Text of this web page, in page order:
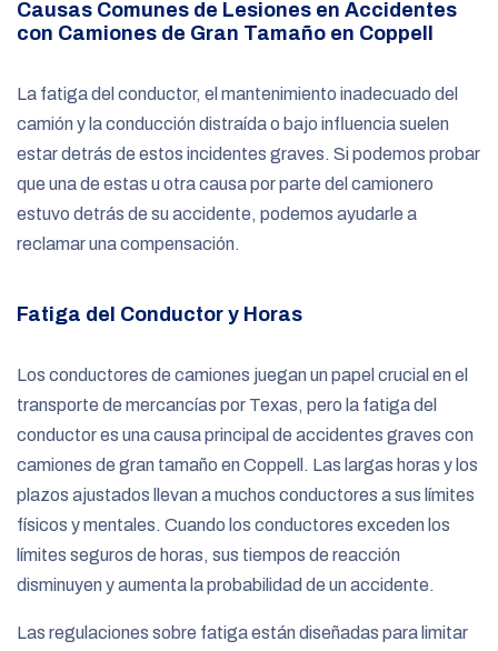
Causas Comunes de Lesiones en Accidentes
con Camiones de Gran Tamaño en Coppell
La fatiga del conductor, el mantenimiento inadecuado del
camión y la conducción distraída o bajo influencia suelen
estar detrás de estos incidentes graves. Si podemos probar
que una de estas u otra causa por parte del camionero
estuvo detrás de su accidente, podemos ayudarle a
reclamar una compensación.
Fatiga del Conductor y Horas
Los conductores de camiones juegan un papel crucial en el
transporte de mercancías por Texas, pero la fatiga del
conductor es una causa principal de accidentes graves con
camiones de gran tamaño en Coppell. Las largas horas y los
plazos ajustados llevan a muchos conductores a sus límites
físicos y mentales. Cuando los conductores exceden los
límites seguros de horas, sus tiempos de reacción
disminuyen y aumenta la probabilidad de un accidente.
Las regulaciones sobre fatiga están diseñadas para limitar